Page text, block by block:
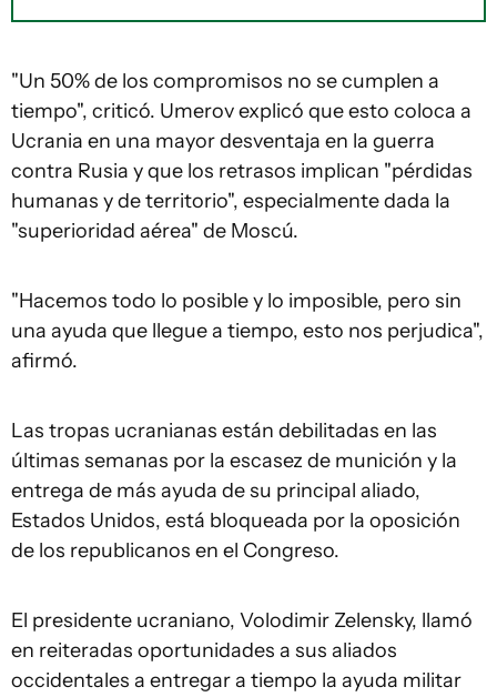
"Un 50% de los compromisos no se cumplen a
tiempo", criticó. Umerov explicó que esto coloca a
Ucrania en una mayor desventaja en la guerra
contra Rusia y que los retrasos implican "pérdidas
humanas y de territorio", especialmente dada la
"superioridad aérea" de Moscú.
"Hacemos todo lo posible y lo imposible, pero sin
una ayuda que llegue a tiempo, esto nos perjudica",
afirmó.
Las tropas ucranianas están debilitadas en las
últimas semanas por la escasez de munición y la
entrega de más ayuda de su principal aliado,
Estados Unidos, está bloqueada por la oposición
de los republicanos en el Congreso.
El presidente ucraniano, Volodimir Zelensky, llamó
en reiteradas oportunidades a sus aliados
occidentales a entregar a tiempo la ayuda militar